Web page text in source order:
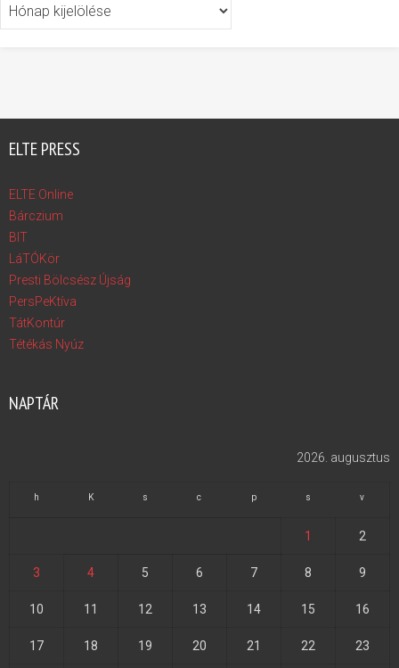
ELTE PRESS
ELTE Online
Bárczium
BIT
LáTÓKör
Presti Bölcsész Újság
PersPeKtíva
TátKontúr
Tétékás Nyúz
NAPTÁR
2026. augusztus
h K s c p s v
1 2
3 4 5 6 7 8 9
10 11 12 13 14 15 16
17 18 19 20 21 22 23